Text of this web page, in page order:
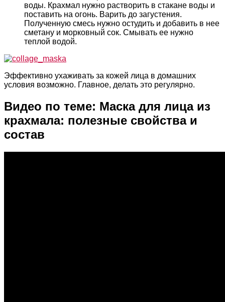
воды. Крахмал нужно растворить в стакане воды и
поставить на огонь. Варить до загустения.
Полученную смесь нужно остудить и добавить в нее
сметану и морковный сок. Смывать ее нужно
теплой водой.
Эффективно ухаживать за кожей лица в домашних
условия возможно. Главное, делать это регулярно.
Видео по теме: Маска для лица из
крахмала: полезные свойства и
состав